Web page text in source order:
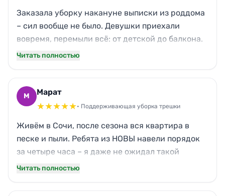
Заказала уборку накануне выписки из роддома
– сил вообще не было. Девушки приехали
вовремя, перемыли всё: от детской до балкона.
Паркет заблестел, кухонный жир исчез, даже
свежестью, никакой химии. Спасибо за
спокойствие в такой важный момент!
Читать полностью
М Марат
★★★★★• Поддерживающая уборка трешки
Живём в Сочи, после сезона вся квартира в
песке и пыли. Ребята из НОВЫ навели порядок
за четыре часа – я даже не ожидал такой
скорости. Отмыли духовку от застарелого жира,
Читать полностью